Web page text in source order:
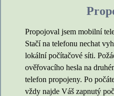
Propojoval jsem mobilní
Stačí na telefonu nechat
lokální počítačové síti.
ověřovacího hesla na
telefon propojeny. Po
vždy najde Váš zapnutý